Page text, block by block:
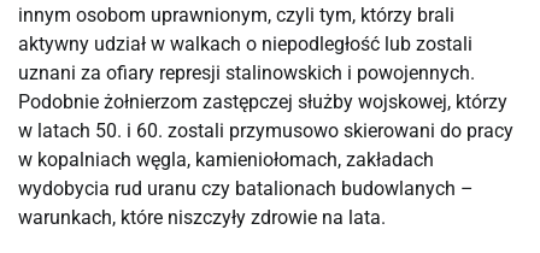
innym osobom uprawnionym, czyli tym, którzy brali
aktywny udział w walkach o niepodległość lub zostali
uznani za ofiary represji stalinowskich i powojennych.
Podobnie żołnierzom zastępczej służby wojskowej, którzy
w latach 50. i 60. zostali przymusowo skierowani do pracy
w kopalniach węgla, kamieniołomach, zakładach
wydobycia rud uranu czy batalionach budowlanych –
warunkach, które niszczyły zdrowie na lata.